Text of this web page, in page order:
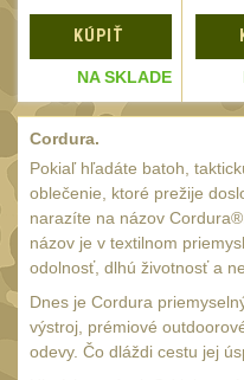
OPTIKY
Monokuláry 5
Kolimátory
Zvětšovací moduly
LPVO 21
Na vzduchovku15
Na kuše
Velký oční reliéf 1
Na dlouhé
KÚPIŤ
NA SKLADE
Cordura.
Pokiaľ hľadáte batoh,
oblečenie, ktoré prežije
narazíte na názov
názov je v textilnom
odolnosť, dlhú životnosť a
Dnes je Cordura
výstroj, prémiové
odevy. Čo dláždi cestu jej